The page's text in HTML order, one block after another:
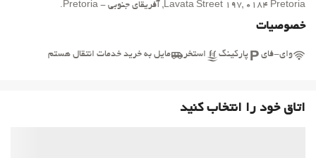
Lavata Street 197, 0184 Pretoria, آفریقای جنوبی - Pretoria.
خصوصیات
وای-فای پارکینگ استخر مایل به خرید خدمات انتقال هستم
اتاق خود را انتخاب کنید